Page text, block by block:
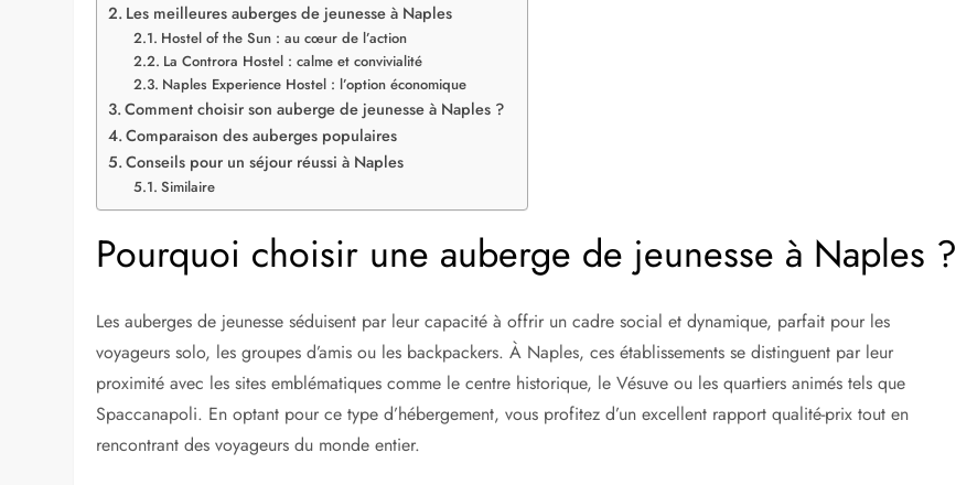
Les meilleures auberges de jeunesse à Naples
Hostel of the Sun : au cœur de l’action
La Controra Hostel : calme et convivialité
Naples Experience Hostel : l’option économique
Comment choisir son auberge de jeunesse à Naples ?
Comparaison des auberges populaires
Conseils pour un séjour réussi à Naples
Similaire
Pourquoi choisir une auberge de jeunesse à Naples ?
Les auberges de jeunesse séduisent par leur capacité à offrir un cadre social et dynamique, parfait pour les
voyageurs solo, les groupes d’amis ou les backpackers. À Naples, ces établissements se distinguent par leur
proximité avec les sites emblématiques comme le centre historique, le Vésuve ou les quartiers animés tels que
Spaccanapoli. En optant pour ce type d’hébergement, vous profitez d’un excellent rapport qualité-prix tout en
rencontrant des voyageurs du monde entier.